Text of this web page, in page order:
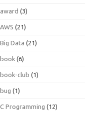
award (3)
AWS (21)
Big Data (21)
book (6)
book-club (1)
bug (1)
C Programming (12)